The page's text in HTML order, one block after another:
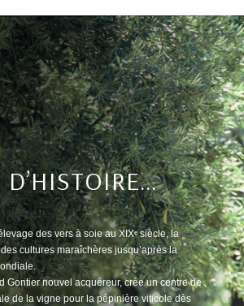
D’HISTOIRE…
des vers à soie au XIXᵉ siècle, la
cultures maraîchères jusqu’après la
Gontier nouvel acquéreur, crée un centre de
de la vigne pour la pépinière viticole dès